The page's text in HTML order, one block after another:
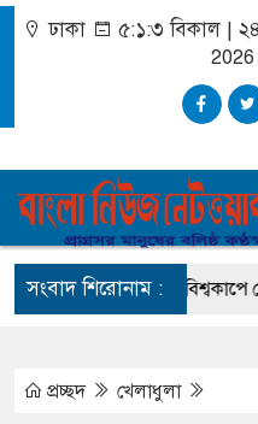
ঢাকা ৫:১:৪ বিকাল|
2026
সংবাদ শিরোনাম :
প্রধানমন্ত্রী বিশ্বকাপে
প্রচ্ছদ খেলাধুলা